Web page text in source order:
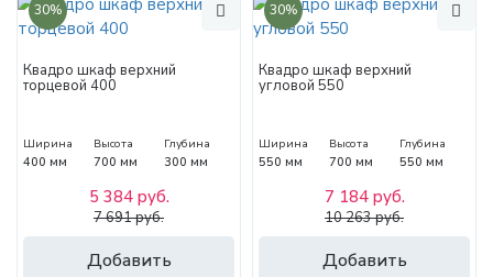
30%
Квадро шкаф верхний
торцевой 400
Ширина
400 мм
Высота
700 мм
Глубина
300 мм
Добавить
5 384 руб.
7 691 руб.
30%
Квадро шкаф верхний
угловой 550
Ширина
550 мм
Высота
700 мм
Глубина
550 мм
Добавить
7 184 руб.
10 263 руб.